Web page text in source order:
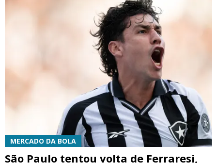
MERCADO DA BOLA
São Paulo tentou volta de Ferraresi,